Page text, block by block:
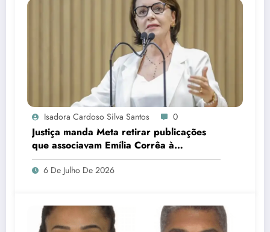
Isadora Cardoso Silva Santos 0
Justiça manda Meta retirar publicações
que associavam Emília Corrêa à
corrupção e identificar responsáveis
6 De Julho De 2026